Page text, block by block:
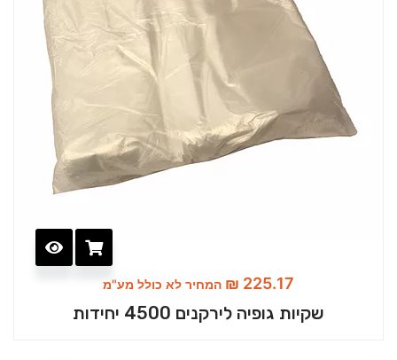
₪ 225.17 המחיר לא כולל מע"מ
שקיות גופיה לירקנים 4500 יחידות